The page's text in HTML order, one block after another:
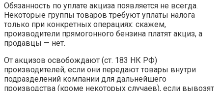
Обязанность по уплате акциза появляется не всегда.
Некоторые группы товаров требуют уплаты налога
только при конкретных операциях: скажем,
производители прямогонного бензина платят акциз, а
продавцы — нет.
От акцизов освобождают (ст. 183 НК РФ)
производителей, если они передают товары внутри
подразделений компании для дальнейшего
производства (кроме некоторых случаев), если вывозят